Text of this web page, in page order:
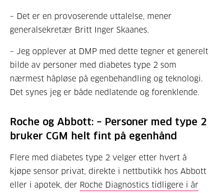
– Det er en provoserende uttalelse, mener
generalsekretær Britt Inger Skaanes.
– Jeg opplever at DMP med dette tegner et generelt
bilde av personer med diabetes type 2 som
nærmest håpløse på egenbehandling og teknologi.
Det synes jeg er både nedlatende og forenklende.
Roche og Abbott: – Personer med type 2
bruker CGM helt fint på egenhånd
Flere med diabetes type 2 velger etter hvert å
kjøpe sensor privat, direkte i nettbutikk hos Abbott
eller i apotek, der Roche Diagnostics tidligere i år